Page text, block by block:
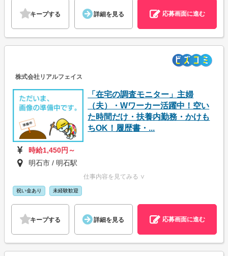
キープする 詳細を見る 応募画面に進む
株式会社リアルフェイス
「在宅の調査モニター」主婦
（夫）・Wワーカー活躍中！空い
た時間だけ・扶養内勤務・かけも
ちOK！履歴書・...
時給1,450円～
明石市 / 明石駅
仕事内容を見てみる ∨
祝い金あり 未経験歓迎
キープする 詳細を見る 応募画面に進む